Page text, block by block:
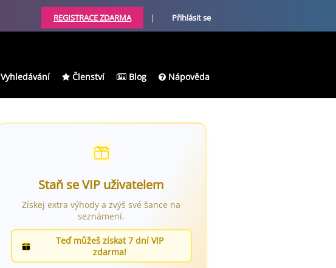
REGISTRACE ZDARMA | Přihlásit se
Vyhledávání Členství Blog Nápověda
Staň se VIP uživatelem
Získej extra výhody a zvýš své šance na
seznámení.
Teď můžeš získat 7 dní VIP
zdarma!